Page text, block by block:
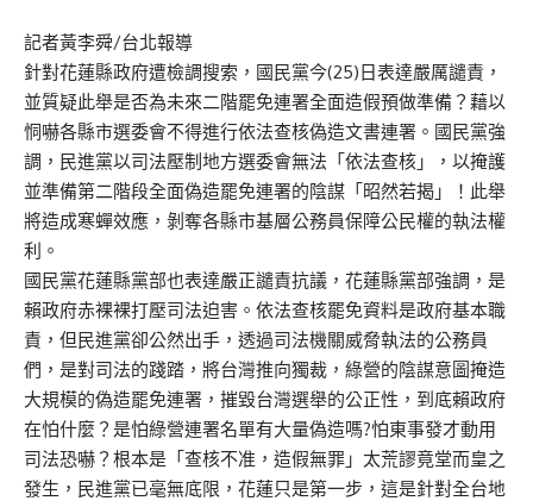
記者黃李舜/台北報導
針對花蓮縣政府遭檢調搜索，國民黨今(25)日表達嚴厲譴責，
並質疑此舉是否為未來二階罷免連署全面造假預做準備？藉以
恫嚇各縣市選委會不得進行依法查核偽造文書連署。國民黨強
調，民進黨以司法壓制地方選委會無法「依法查核」，以掩護
並準備第二階段全面偽造罷免連署的陰謀「昭然若揭」！此舉
將造成寒蟬效應，剝奪各縣市基層公務員保障公民權的執法權
利。
國民黨花蓮縣黨部也表達嚴正譴責抗議，花蓮縣黨部強調，是
賴政府赤裸裸打壓司法迫害。依法查核罷免資料是政府基本職
責，但民進黨卻公然出手，透過司法機關威脅執法的公務員
們，是對司法的踐踏，將台灣推向獨裁，綠營的陰謀意圖掩造
大規模的偽造罷免連署，摧毀台灣選舉的公正性，到底賴政府
在怕什麼？是怕綠營連署名單有大量偽造嗎?怕東事發才動用
司法恐嚇？根本是「查核不准，造假無罪」太荒謬竟堂而皇之
發生，民進黨已毫無底限，花蓮只是第一步，這是針對全台地